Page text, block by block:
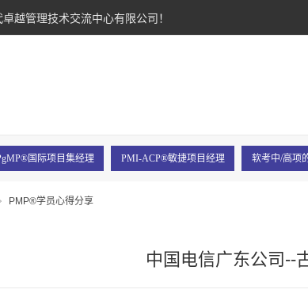
越管理技术交流中心有限公司！
国际项目集经理 PMI-ACP®敏捷项目经理 软考中/高项
PMP®学员心得分享
中国电信广东公司--